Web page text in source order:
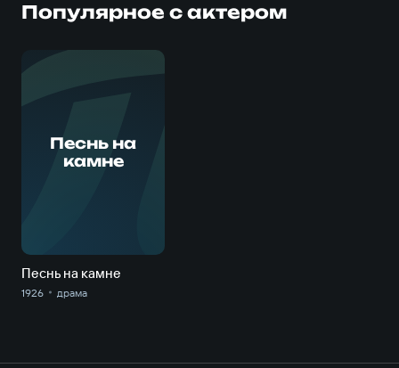
Популярное с актером
Песнь на
камне
Песнь на камне
1926 драма